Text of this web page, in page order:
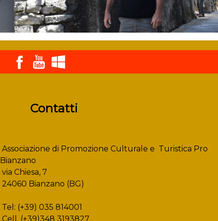
Contatti
Associazione di Promozione Culturale e Turistica Pro
Bianzano
via Chiesa, 7
24060 Bianzano (BG)
Tel: (+39) 035 814001
Cell. (+39)348 3193827